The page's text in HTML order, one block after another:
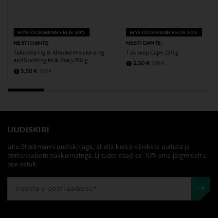
MYSTOCKMANN EELIS 30%
NESTI DANTE
Tükiseep Fig & Almond Moisturising
and Soothing Milk Soap 250 g
Discounted Price
5,50 € Original Price
7,90 €
MYSTOCKMANN EELIS 30%
NESTI DANTE
Tükiseep Capri 250 g
Discounted Price
5,50 € Original Price
7,90 €
UUDISKIRI
Liitu Stockmanni uudiskirjaga, et olla kursis värskete uudiste ja
personaalsete pakkumistega. Liitudes saad ka -10% oma järgmiselt e-
poe ostult.